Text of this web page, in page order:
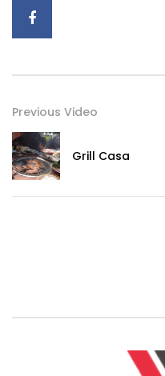
Previous Video
Grill Casa